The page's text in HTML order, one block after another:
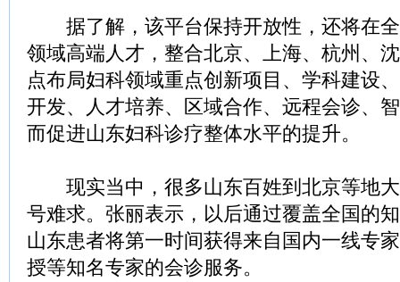
据了解，该平台保持开放性，还将在全
领域高端人才，整合北京、上海、杭州、
点布局妇科领域重点创新项目、学科建设
开发、人才培养、区域合作、远程会诊、
而促进山东妇科诊疗整体水平的提升。
现实当中，很多山东百姓到北京等地大
号难求。张丽表示，以后通过覆盖全国的
山东患者将第一时间获得来自国内一线专
授等知名专家的会诊服务。